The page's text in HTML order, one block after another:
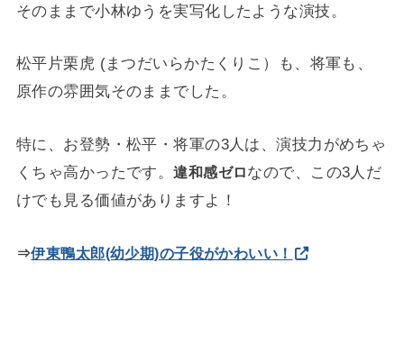
そのままで小林ゆうを実写化したような演技。
松平片栗虎 (まつだいらかたくりこ）も、将軍も、
原作の雰囲気そのままでした。
特に、お登勢・松平・将軍の3人は、演技力がめちゃ
くちゃ高かったです。違和感ゼロなので、この3人だ
けでも見る価値がありますよ！
⇒伊東鴨太郎(幼少期)の子役がかわいい！